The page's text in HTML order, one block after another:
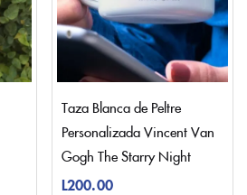
Taza Blanca de Peltre
Personalizada Vincent Van
Gogh The Starry Night
L200.00